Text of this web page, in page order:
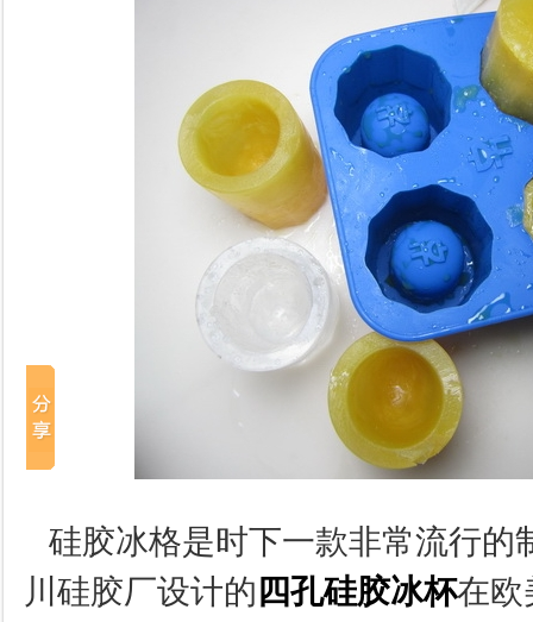
硅胶冰格是时下一款非常流行的
川硅胶厂设计的 四孔硅胶冰杯在欧